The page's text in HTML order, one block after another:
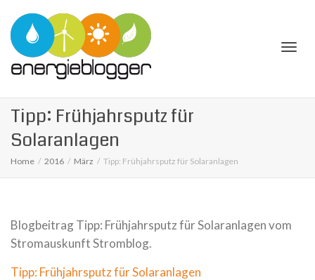
Tipp: Frühjahrsputz für
Solaranlagen
Home 2016 März Tipp: Frühjahrsputz für Solaranlagen
Blogbeitrag Tipp: Frühjahrsputz für Solaranlagen vom
Stromauskunft Stromblog.
Tipp: Frühjahrsputz für Solaranlagen